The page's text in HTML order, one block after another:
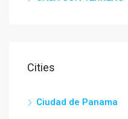
Cities
Ciudad de Panama